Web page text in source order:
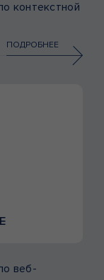
контекстной
ПОДРОБНЕЕ
веб-